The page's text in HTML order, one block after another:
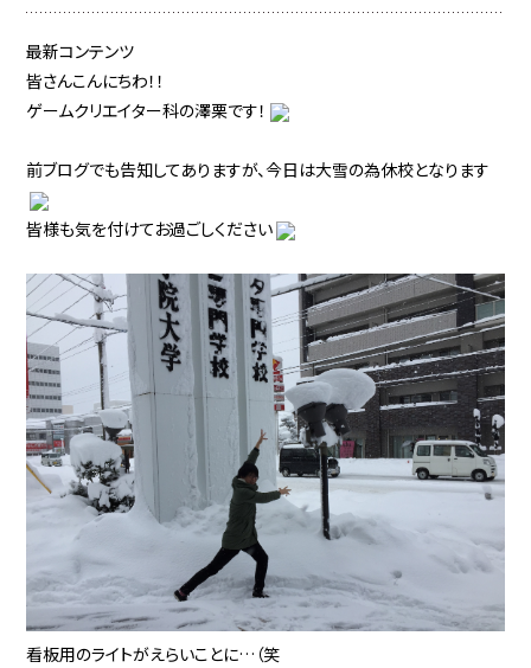
最新コンテンツ
皆さんこんにちわ！！
ゲームクリエイター科の澤栗です！
前ブログでも告知してありますが、今日は大雪の為休校となります
皆様も気を付けてお過ごしください
看板用のライトがえらいことに…（笑